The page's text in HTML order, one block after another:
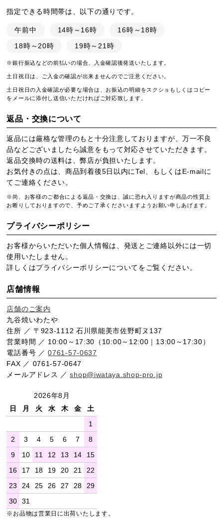
指定できる時間帯は、以下の通りです。
午前中 14時～16時
16時～18時
18時～20時
19時～21時
※銀行振込などの前払いの場合、入金確認後発送いたします。
土日祝日は、ご入金の確認が出来ませんのでご注意ください。
土日祝日の入金確認が必要な場合は、お振込の明細をスクショもしくはコピー
をメールに添付し送信いただければご対応致します。
返品・交換について
返品には厳格な管理のもと十分注意しておりますが、万一不良
品などございましたら誠意をもって対応させていただきます。
返品交換時の送料は、弊店が負担いたします。
お気付きの点は、商品到着後5日以内にTel、もしくはE-mailに
てご連絡ください。
※尚、お客様のご都合による返品・交換は、誠に恐れ入りますが商品の性質上
お断りしておりますので、予めご了承くださいますようお願い申しあげます。
プライバシーポリシー
お客様からいただいた個人情報は、発送とご連絡以外には一切
使用いたしません。
詳しくはプライバシーポリシーについてをご覧ください。
店舗情報
店舗のご案内
九谷焼いわたや
住所 ／ 〒923-1112 石川県能美市佐野町ヌ137
営業時間 ／ 10:00～17:30（10:00～12:00｜13:00～17:30）
電話番号 ／0761-57-0637
FAX ／ 0761-57-0647
メールアドレス ／shop@iwataya.shop-pro.jp
2026年8月
日
月 火 水 木 金
土
1
2
3 4 5 6 7
8
9
10 11 12 13 14
15
16
17 18 19 20 21
22
23
24 25 26 27 28
29
30
31
※お品物は営業日に出荷いたします。